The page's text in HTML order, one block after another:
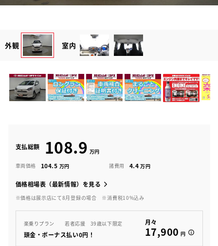
外観 室内
支払総額 108.9
車両価格 104.5 諸費用 4.4
価格相場表（最新情報）を見る
※価格は展示店にて8月登録の場合 ※消費税10%込み
楽乗りプラン 若者応援 39歳以下限定
頭金・ボーナス払い0円！
月々
17,900 円